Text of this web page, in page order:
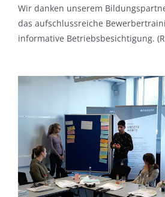
Wir danken unserem
das aufschlussreiche
informative Betriebsbesichtigung.